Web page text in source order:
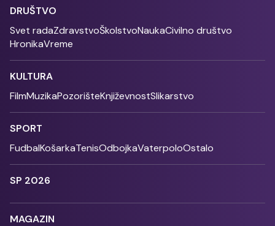
DRUŠTVO
Svet radaZdravstvoŠkolstvoNaukaCivilno društvo
HronikaVreme
KULTURA
FilmMuzikaPozorišteKnjiževnostSlikarstvo
SPORT
FudbalKošarkaTenisOdbojkaVaterpoloOstalo
SP 2026
MAGAZIN